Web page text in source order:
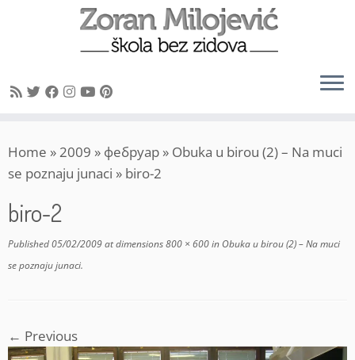
to
content
Home »2009 » фебруар » Obuka u birou (2) – Na muci
se poznaju junaci » biro-2
biro-2
Published05/02/2009at dimensions800 × 600in Obuka u birou (2) – Na muci
se poznaju junaci.
← Previous